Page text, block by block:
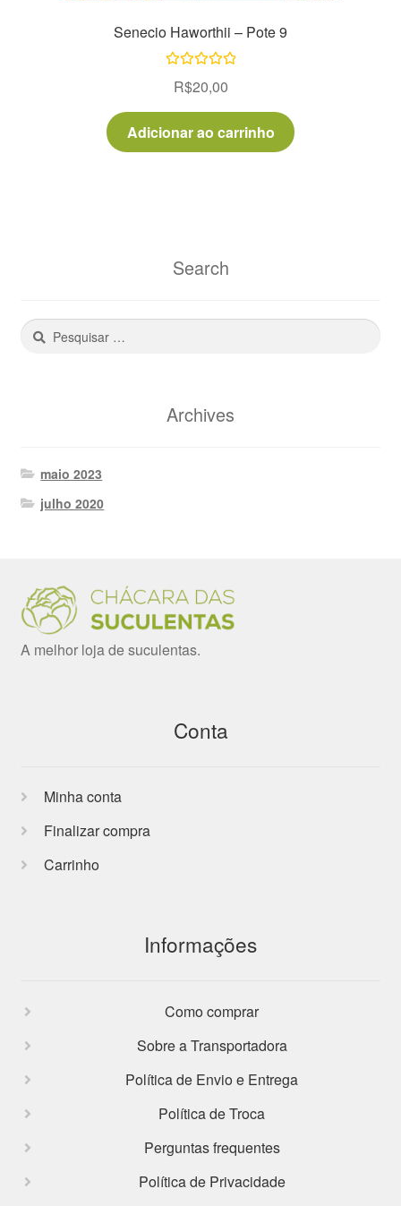
Senecio Haworthii – Pote 9
5.00de 5
R$20,00
Adicionar ao carrinho
Search
Pesquisar
por:
Archives
maio 2023
julho 2020
A melhor loja de suculentas.
Conta
Minha conta
Finalizar compra
Carrinho
Informações
Como comprar
Sobre a Transportadora
Política de Envio e Entrega
Política de Troca
Perguntas frequentes
Política de Privacidade